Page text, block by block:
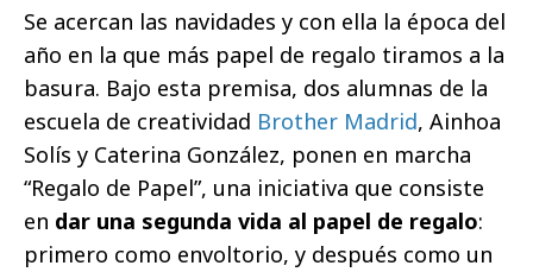
Se acercan las navidades y con ella la época del
año en la que más papel de regalo tiramos a la
basura. Bajo esta premisa, dos alumnas de la
escuela de creatividad Brother Madrid, Ainhoa
Solís y Caterina González, ponen en marcha
“Regalo de Papel”, una iniciativa que consiste
en dar una segunda vida al papel de regalo:
primero como envoltorio, y después como un